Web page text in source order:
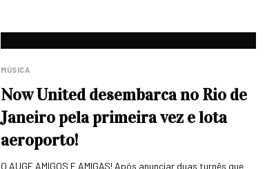
MÚSICA
Now United desembarca no Rio de
Janeiro pela primeira vez e lota
aeroporto!
O AUGE AMIGOS E AMIGAS! Após anunciar duas turnês que